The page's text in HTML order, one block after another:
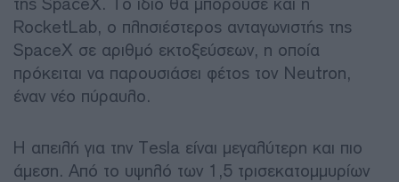
RocketLab, ο πλησιέστερος ανταγωνιστής της
SpaceX σε αριθμό εκτοξεύσεων, η οποία
πρόκειται να παρουσιάσει φέτος τον Neutron,
έναν νέο πύραυλο.
Η απειλή για την Tesla είναι μεγαλύτερη και πιο
άμεση. Από το υψηλό των 1,5 τρισεκατομμυρίων